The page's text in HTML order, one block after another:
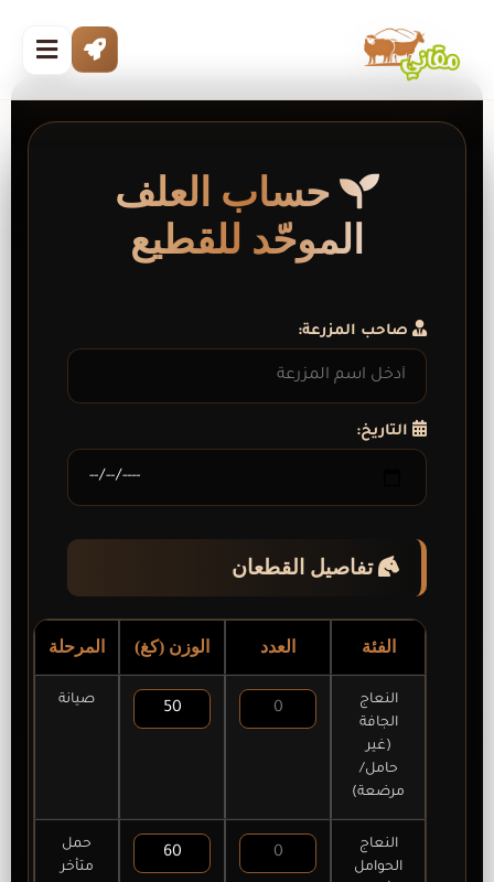
حساب العلف
الموحّد للقطيع
صاحب المزرعة:
التاريخ:
تفاصيل القطعان
الفئة العدد الوزن (كغ) المرحلة
النعاج
الجافة
(غير
حامل/
مرضعة)
صيانة
النعاج
الحوامل
حمل
متأخر